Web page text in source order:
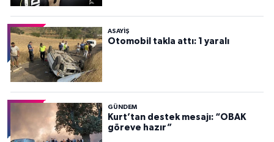
ASAYİŞ
Otomobil takla attı: 1 yaralı
GÜNDEM
Kurt’tan destek mesajı: “OBAK
göreve hazır”